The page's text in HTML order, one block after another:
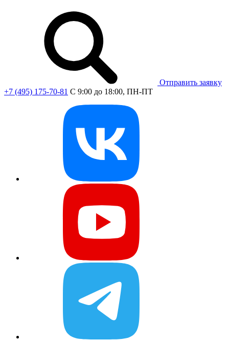
Отправить заявку
+7 (495) 175-70-81 C 9:00 до 18:00, ПН-ПТ